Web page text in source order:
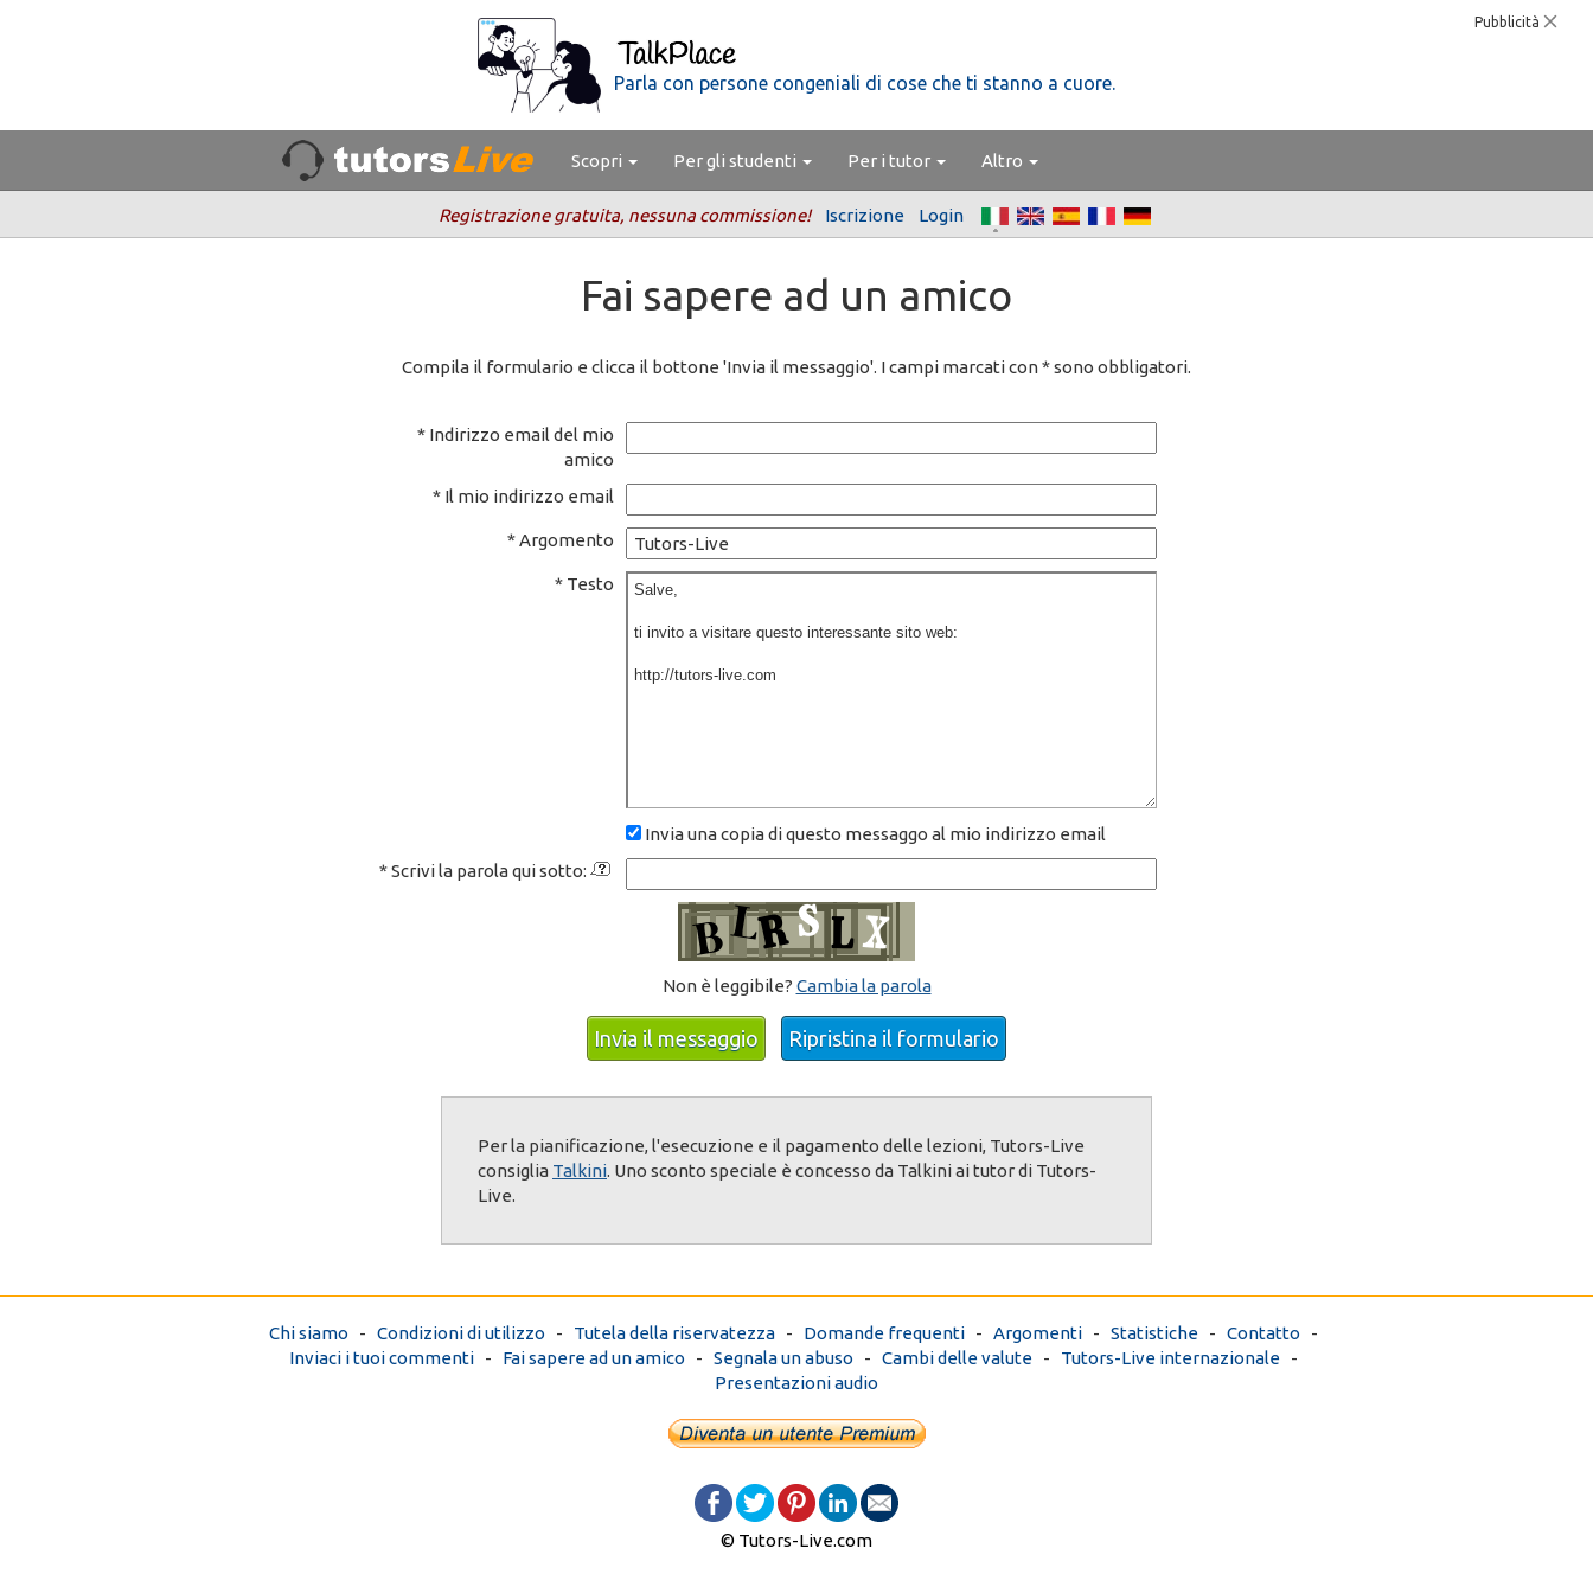
Pubblicità
Parla con persone congeniali di cose che ti stanno a cuore.
Scopri Per gli studenti Per i tutor Altro
Registrazione gratuita, nessuna commissione! Iscrizione Login
Fai sapere ad un amico
Compila il formulario e clicca il bottone 'Invia il messaggio'. I campi marcati con * sono obbligatori.
* Indirizzo email del mio
amico
* Il mio indirizzo email
* Argomento
* Testo
Invia una copia di questo messaggo al mio indirizzo email
* Scrivi la parola qui sotto:
Non è leggibile? Cambia la parola
Invia il messaggio Ripristina il formulario
Per la pianificazione, l'esecuzione e il pagamento delle lezioni, Tutors-Live
consiglia Talkini. Uno sconto speciale è concesso da Talkini ai tutor di Tutors-
Live.
Chi siamo - Condizioni di utilizzo - Tutela della riservatezza- Domande frequenti- Argomenti- Statistiche- Contatto -
Inviaci i tuoi commenti- Fai sapere ad un amico - Segnala un abuso - Cambi delle valute- Tutors-Live internazionale-
Presentazioni audio
© Tutors-Live.com